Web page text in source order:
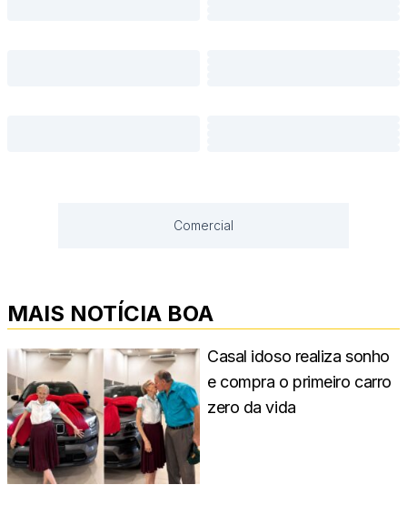
Comercial
MAIS NOTÍCIA BOA
Casal idoso realiza sonho
e compra o primeiro carro
zero da vida